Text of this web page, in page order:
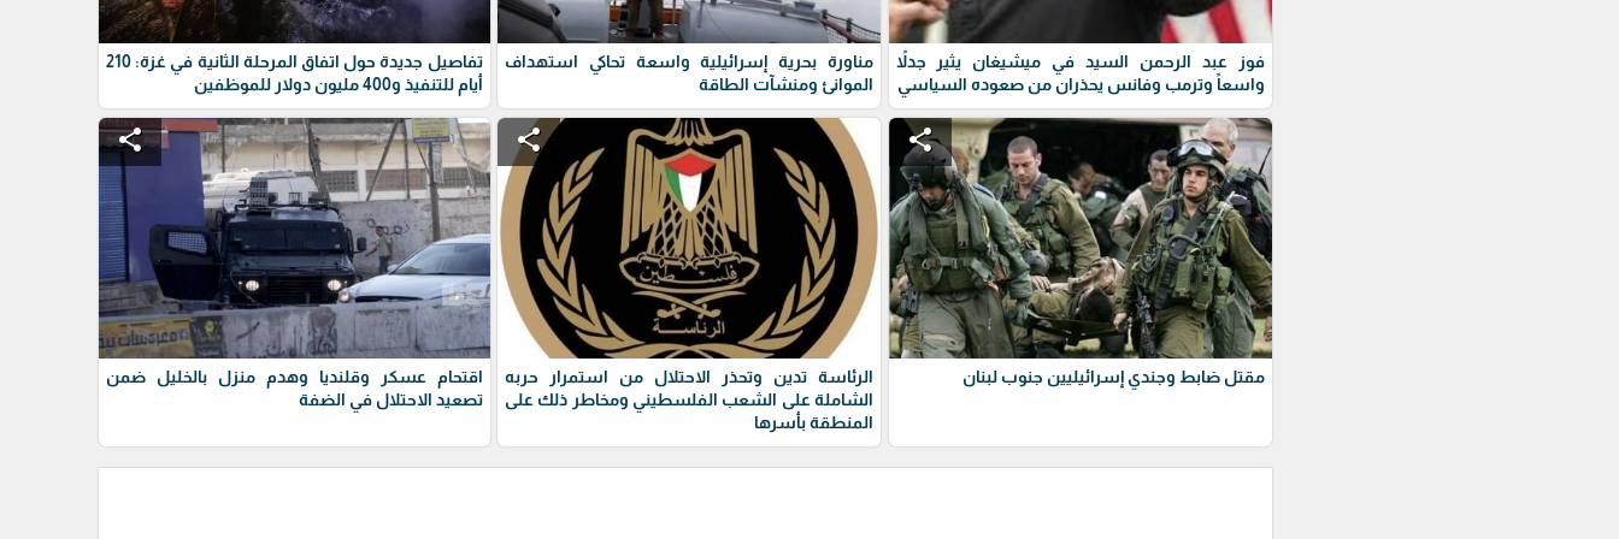
فوز عبد الرحمن السيد في ميشيغان يثير جدلاً
واسعاً وترمب وفانس يحذران من صعوده السياسي
مناورة بحرية إسرائيلية واسعة تحاكي استهداف
الموانئ ومنشآت الطاقة
تفاصيل جديدة حول اتفاق المرحلة الثانية في غزة: 210
أيام للتنفيذ و400 مليون دولار للموظفين
share
مقتل ضابط وجندي إسرائيليين جنوب لبنان
share
الرئاسة تدين وتحذر الاحتلال من استمرار حربه
الشاملة على الشعب الفلسطيني ومخاطر ذلك على
المنطقة بأسرها
share
اقتحام عسكر وقلنديا وهدم منزل بالخليل ضمن
تصعيد الاحتلال في الضفة